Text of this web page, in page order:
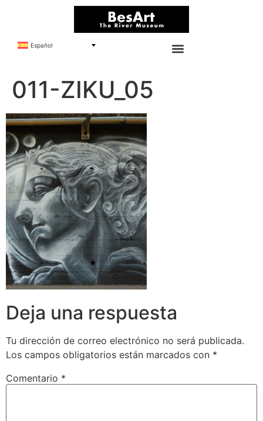
Español
011-ZIKU_05
Deja una respuesta
Tu dirección de correo electrónico no será publicada.
Los campos obligatorios están marcados con *
Comentario *